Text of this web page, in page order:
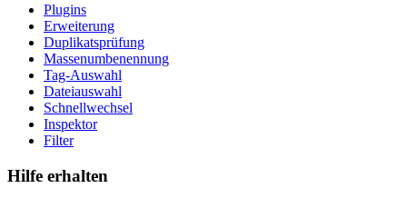
Plugins
Erweiterung
Duplikatsprüfung
Massenumbenennung
Tag-Auswahl
Dateiauswahl
Schnellwechsel
Inspektor
Filter
Hilfe erhalten